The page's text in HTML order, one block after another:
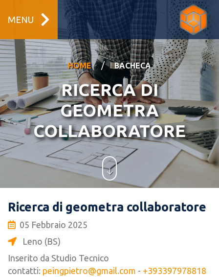
MENU
HOME / BACHECA
RICERCA DI
GEOMETRA
COLLABORATORE
Ricerca di geometra collaboratore
05 Febbraio 2025
Leno (BS)
Inserito da Studio Tecnico
contatti: peingpietro@gmail.com - +393397978818